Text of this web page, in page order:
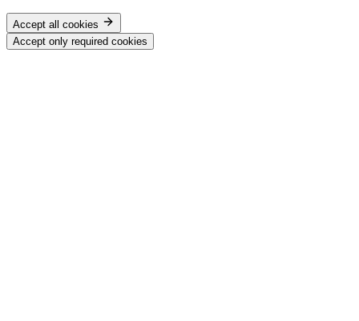
Accept all cookies
Accept only required cookies